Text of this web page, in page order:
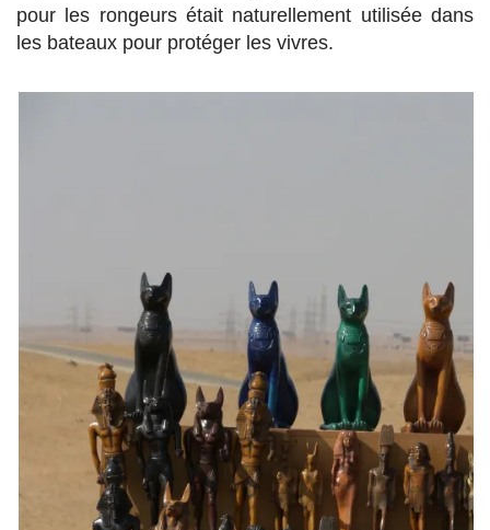
pour les rongeurs était naturellement utilisée dans
les bateaux pour protéger les vivres.